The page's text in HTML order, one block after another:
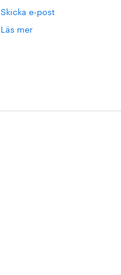
Skicka e-post
Läs mer